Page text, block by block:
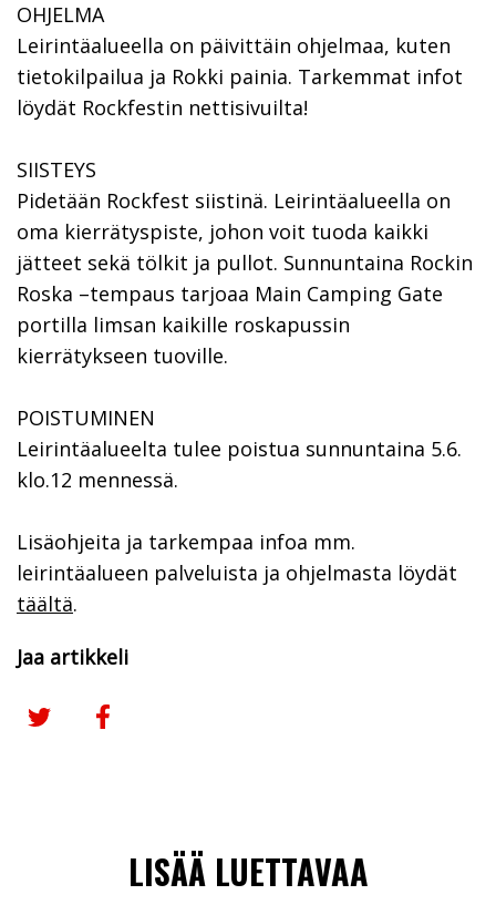
OHJELMA
Leirintäalueella on päivittäin ohjelmaa, kuten
tietokilpailua ja Rokki painia. Tarkemmat infot
löydät Rockfestin nettisivuilta!
SIISTEYS
Pidetään Rockfest siistinä. Leirintäalueella on
oma kierrätyspiste, johon voit tuoda kaikki
jätteet sekä tölkit ja pullot. Sunnuntaina Rockin
Roska –tempaus tarjoaa Main Camping Gate
portilla limsan kaikille roskapussin
kierrätykseen tuoville.
POISTUMINEN
Leirintäalueelta tulee poistua sunnuntaina 5.6.
klo.12 mennessä.
Lisäohjeita ja tarkempaa infoa mm.
leirintäalueen palveluista ja ohjelmasta löydät
täältä.
Jaa artikkeli
Jaa TwitterissäJaa Facebookissa
LISÄÄ LUETTAVAA